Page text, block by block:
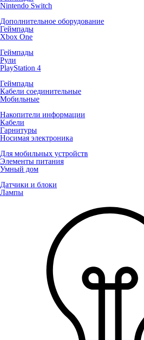
Nintendo Switch
Дополнительное оборудование
Геймпады
Xbox One
Геймпады
Рули
PlayStation 4
Геймпады
Кабели соединительные
Мобильные
Накопители информации
Кабели
Гарнитуры
Носимая электроника
Для мобильных устройств
Элементы питания
Умный дом
Датчики и блоки
Лампы